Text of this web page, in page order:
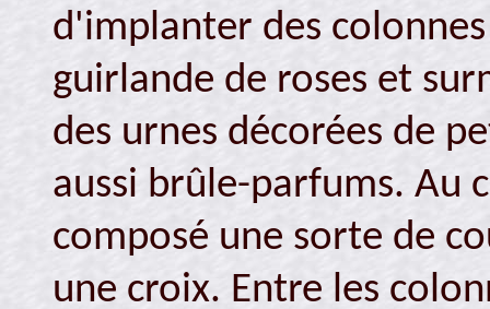
d'implanter des
guirlande de roses et
des urnes décorées de
aussi brûle-parfums. Au
composé une sorte de
une croix. Entre les